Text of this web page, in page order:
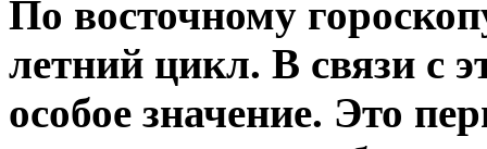
По восточному
летний цикл. В связи с
особое значение. Это